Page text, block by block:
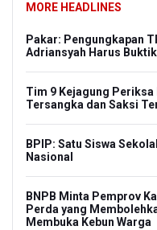
MORE HEADLINES
Pakar: Pengungkapan
Adriansyah Harus
Tim 9 Kejagung
Tersangka dan Saksi
BPIP: Satu Siswa
Nasional
BNPB Minta Pemprov
Perda yang
Membuka Kebun Warga